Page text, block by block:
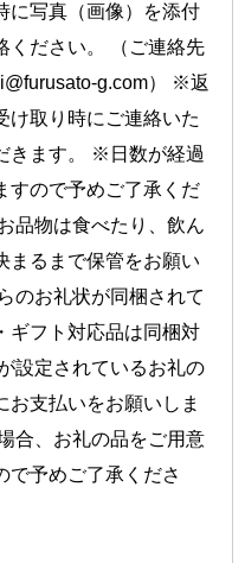
に写真（画像）を添付
ください。 （ご連絡先
g.com） ※返
け取り時にご連絡いた
きます。 ※日数が経過
すので予めご了承くだ
品物は食べたり、飲ん
まるまで保管をお願い
のお礼状が同梱されて
ギフト対応品は同梱対
設定されているお礼の
お支払いをお願いしま
合、お礼の品をご用意
で予めご了承くださ